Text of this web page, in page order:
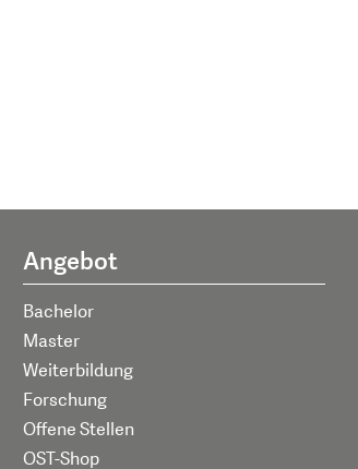
Angebot
Bachelor
Master
Weiterbildung
Forschung
Offene Stellen
OST-Shop